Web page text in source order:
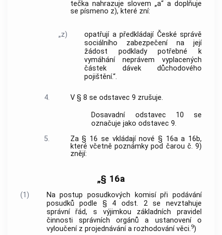
tečka nahrazuje slovem „a“ a doplňuje
se písmeno z), které zní:
„z)
opatřují a předkládají České správě
sociálního zabezpečení na její
žádost podklady potřebné k
vymáhání neprávem vyplacených
částek dávek důchodového
pojištění.“.
4. V § 8 se odstavec 9 zrušuje.
Dosavadní odstavec 10 se
označuje jako odstavec 9.
5.
Za § 16 se vkládají nové § 16a a 16b,
které včetně poznámky pod čarou č. 9)
znějí:
„§ 16a
(1)
Na postup posudkových komisí při podávání
posudků podle § 4 odst. 2 se nevztahuje
správní řád, s výjimkou základních pravidel
činnosti správních orgánů a ustanovení o
vyloučení z projednávání a rozhodování věci.9)